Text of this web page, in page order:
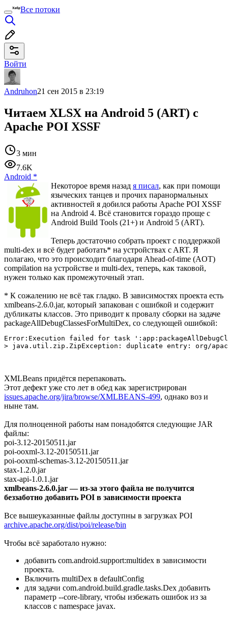
Все потоки
Войти
Andruhon21 сен 2015 в 23:19
Читаем XLSX на Android 5 (ART) c
Apache POI XSSF
3 мин
7.6K
Android *
Некоторое время назад я писал, как при помощи
языческих танцев и прочих паранормальных
активностей я добился работы Apache POI XSSF
на Android 4. Всё становится гораздо проще с
Android Build Tools (21+) и Android 5 (ART).
Теперь достаточно собрать проект с поддержкой
multi-dex и всё будет работать* на устройствах c ART. Я
полагаю, что это происходит благодаря Ahead-of-time (AOT)
compilation на устройстве и multi-dex, теперь, как таковой,
нужен только как промежуточный этап.
* К сожалению не всё так гладко. В зависимостях проекта есть
xmlbeans-2.6.0.jar, который запакован с ошибкой и содержит
дубликаты классов. Это приводит к провалу сборки на задаче
packageAllDebugClassesForMultiDex, со следующей ошибкой:
Error:Execution failed for task
XMLBeans придётся перепаковать.
Этот дефект уже сто лет в обед как зарегистрирован
issues.apache.org/jira/browse/XMLBEANS-499, однако воз и
ныне там.
Для полноценной работы нам понадобятся следующие JAR
файлы:
poi-3.12-20150511.jar
poi-ooxml-3.12-20150511.jar
poi-ooxml-schemas-3.12-20150511.jar
stax-1.2.0.jar
stax-api-1.0.1.jar
xmlbeans-2.6.0.jar — из-за этого файла не получится
беззаботно добавить POI в зависимости проекта
Все вышеуказанные файлы доступны в загрузках POI
archive.apache.org/dist/poi/release/bin
Чтобы всё заработало нужно:
добавить com.android.support:multidex в зависимости
проекта.
Включить multiDex в defaultConfig
для задачи com.android.build.gradle.tasks.Dex добавить
параметр --core-library, чтобы избежать ошибок из за
классов с namespace javax.